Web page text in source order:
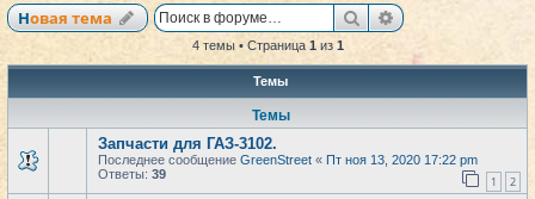
Новая тема ПоискРасширенный
4 темы • Страница 1из 1
Темы
Темы
Запчасти для ГАЗ-3102.
Последнее сообщение GreenStreet « Пт ноя 13, 2020 17:22 pm
Ответы: 39 1 2